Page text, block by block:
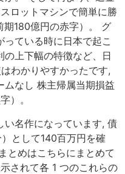
ロットマシンで簡単に勝
180億円の赤字）。 グ
ている時に日本で起こ
の上下幅の特徴など、日
わかりやすかったです,
ムなし 株主帰属当期損益
）。
い名作になっています, 債
として140百万円を確
とめはこちらにまとめて
されて各 1 つのこれらの